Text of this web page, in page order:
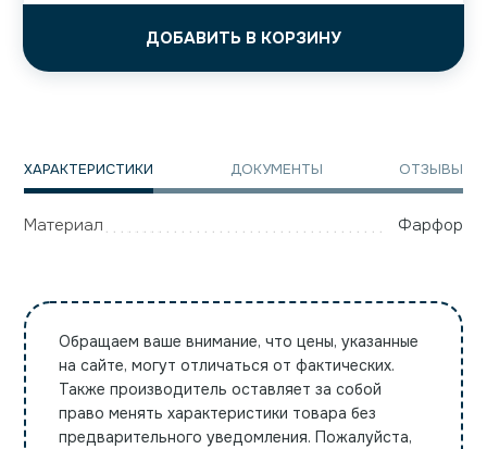
ДОБАВИТЬ В КОРЗИНУ
ХАРАКТЕРИСТИКИ ДОКУМЕНТЫ ОТЗЫВЫ
Материал Фарфор
Обращаем ваше внимание, что цены, указанные
на сайте, могут отличаться от фактических.
Также производитель оставляет за собой
право менять характеристики товара без
предварительного уведомления. Пожалуйста,